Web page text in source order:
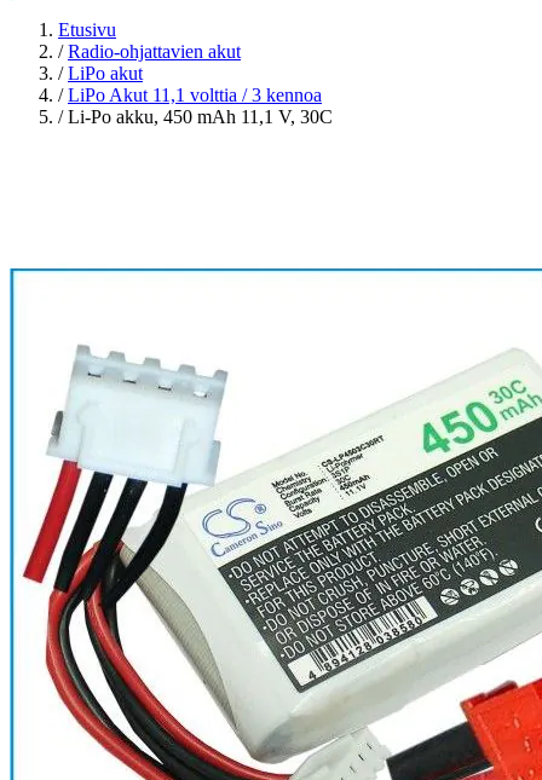
Etusivu
/ Radio-ohjattavien akut
/ LiPo akut
/ LiPo Akut 11,1 volttia / 3 kennoa
/ Li-Po akku, 450 mAh 11,1 V, 30C